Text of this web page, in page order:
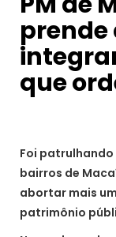
prende
que
Foi
bairros de
abortar mais
patrimônio